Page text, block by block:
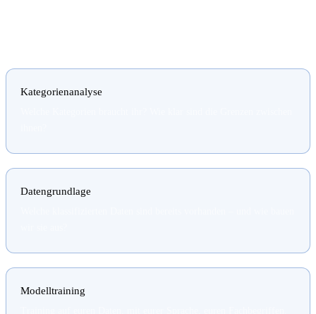
Kategorienanalyse
Datengrundlage
Modelltraining